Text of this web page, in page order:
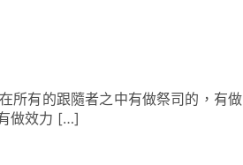
。在他的經歷之中，越來越
者，看見天地萬物的奇妙，
從未看見全能者的可愛。如
了在神身上何止就是只造萬
之處，何止就限在今天這個
所有的跟隨者之中有做祭司的，有做
做效力 […]